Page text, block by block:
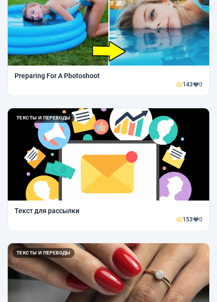
Preparing For A Pbotoshoot
143 0
ТЕКСТЫ И ПЕРЕВОДЫ
Текст для рассылки
153 0
ТЕКСТЫ И ПЕРЕВОДЫ